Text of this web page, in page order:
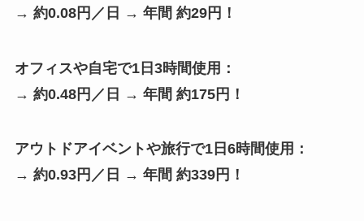
→ 約0.08円／日 → 年間 約29円！
オフィスや自宅で1日3時間使用：
→ 約0.48円／日 → 年間 約175円！
アウトドアイベントや旅行で1日6時間使用：
→ 約0.93円／日 → 年間 約339円！